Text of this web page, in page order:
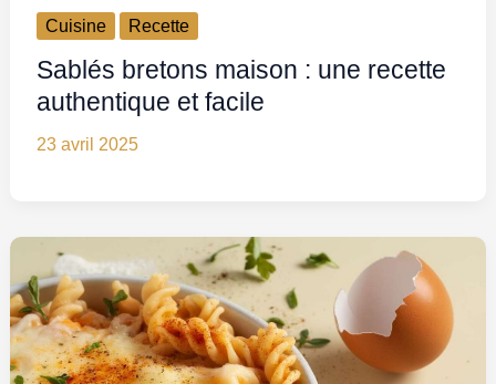
Cuisine Recette
Sablés bretons maison : une recette
authentique et facile
23 avril 2025